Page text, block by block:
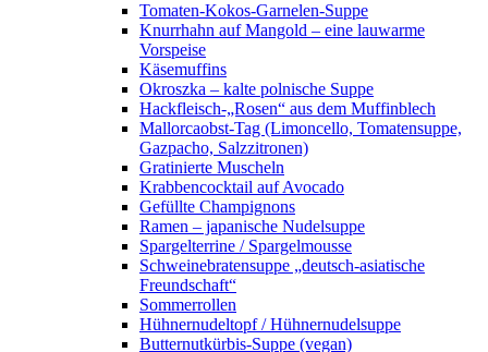
Tomaten-Kokos-Garnelen-Suppe
Knurrhahn auf Mangold – eine lauwarme
Vorspeise
Käsemuffins
Okroszka – kalte polnische Suppe
Hackfleisch-„Rosen“ aus dem Muffinblech
Mallorcaobst-Tag (Limoncello, Tomatensuppe,
Gazpacho, Salzzitronen)
Gratinierte Muscheln
Krabbencocktail auf Avocado
Gefüllte Champignons
Ramen – japanische Nudelsuppe
Spargelterrine / Spargelmousse
Schweinebratensuppe „deutsch-asiatische
Freundschaft“
Sommerrollen
Hühnernudeltopf / Hühnernudelsuppe
Butternutkürbis-Suppe (vegan)